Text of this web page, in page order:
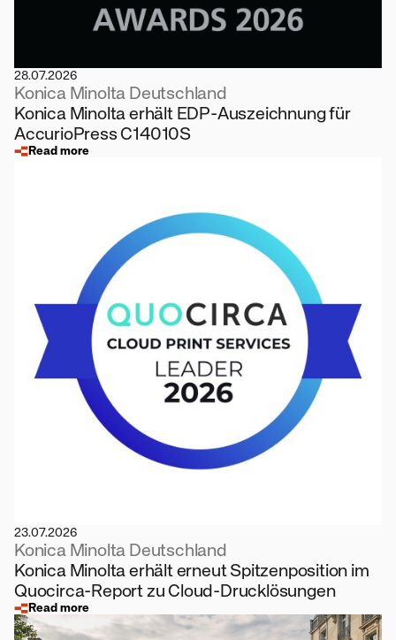
28.07.2026
Konica Minolta Deutschland
Konica Minolta erhält EDP-Auszeichnung für
AccurioPress C14010S
Read more
23.07.2026
Konica Minolta Deutschland
Konica Minolta erhält erneut Spitzenposition im
Quocirca-Report zu Cloud-Drucklösungen
Read more